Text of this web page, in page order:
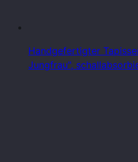
Handgefertigter
Jungfrau",